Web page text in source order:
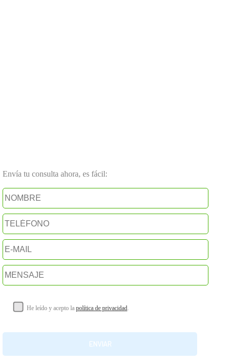
Envía tu consulta ahora, es fácil:
He leído y acepto la política de privacidad.